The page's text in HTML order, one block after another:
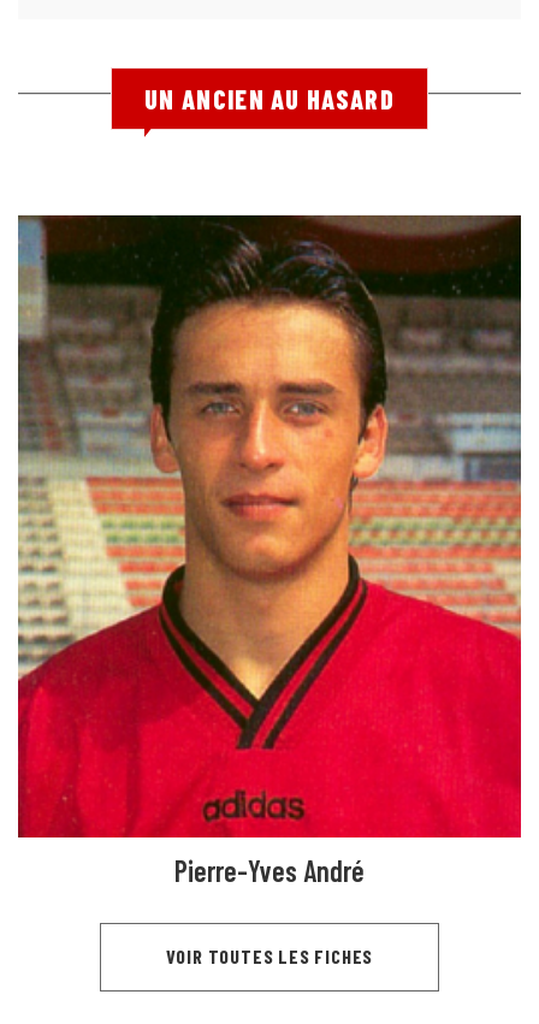
UN ANCIEN AU HASARD
Pierre-Yves André
VOIR TOUTES LES FICHES